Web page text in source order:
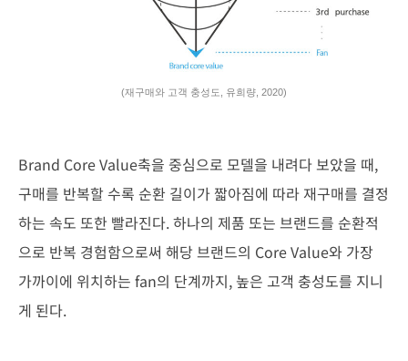
(재구매와 고객 충성도, 유희량, 2020)
Brand Core Value축을 중심으로 모델을 내려다 보았을 때,
구매를 반복할 수록 순환 길이가 짧아짐에 따라 재구매를 결정
하는 속도 또한 빨라진다. 하나의 제품 또는 브랜드를 순환적
으로 반복 경험함으로써 해당 브랜드의 Core Value와 가장
가까이에 위치하는 fan의 단계까지, 높은 고객 충성도를 지니
게 된다.